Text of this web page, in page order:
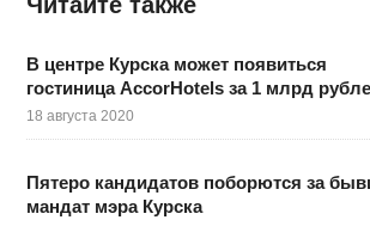
В центре Курска может появиться
гостиница AccorHotels за 1 млрд
18 августа 2020
Пятеро кандидатов поборются за
мандат мэра Курска